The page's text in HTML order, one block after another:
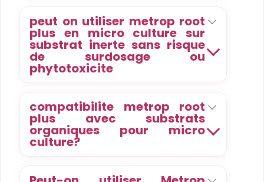
peut on utiliser metrop root
plus en micro culture sur
substrat inerte sans risque
de surdosage ou
phytotoxicite
compatibilite metrop root
plus avec substrats
organiques pour micro
culture?